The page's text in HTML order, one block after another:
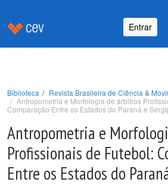
Entrar
Biblioteca
Revista Brasileira de Ciência &
Antropometria e Morfologia de árbitros
Comparação Entre os Estados do Paraná e
Antropometria e
Profissionais de Futebol:
Entre os Estados do